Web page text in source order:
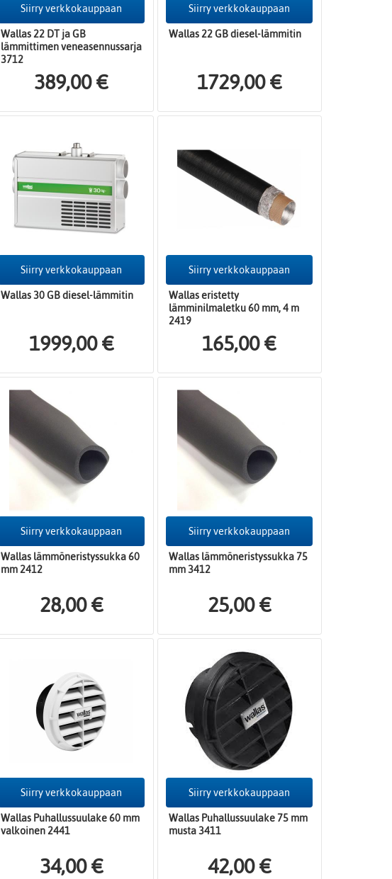
Siirry verkkokauppaan
Wallas 22 DT ja GB
lämmittimen veneasennussarja
3712
389,00 €
Siirry verkkokauppaan
Wallas 22 GB diesel-lämmitin
1729,00 €
Siirry verkkokauppaan
Wallas 30 GB diesel-lämmitin
1999,00 €
Siirry verkkokauppaan
Wallas eristetty
lämminilmaletku 60 mm, 4 m
2419
165,00 €
Siirry verkkokauppaan
Wallas lämmöneristyssukka 60
mm 2412
28,00 €
Siirry verkkokauppaan
Wallas lämmöneristyssukka 75
mm 3412
25,00 €
Siirry verkkokauppaan
Wallas Puhallussuulake 60 mm
valkoinen 2441
34,00 €
Siirry verkkokauppaan
Wallas Puhallussuulake 75 mm
musta 3411
42,00 €